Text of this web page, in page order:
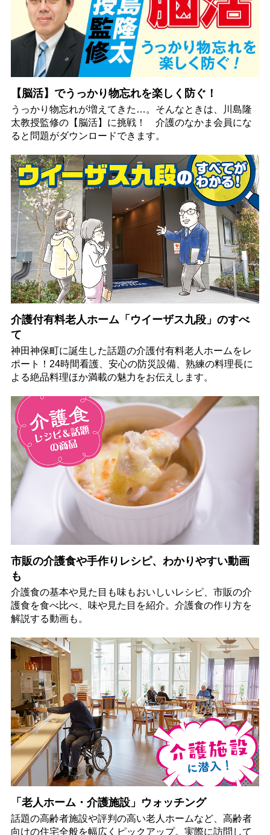
【脳活】でうっかり物忘れを楽しく防ぐ！
うっかり物忘れが増えてきた…。そんなときは、川島隆
太教授監修の【脳活】に挑戦！ 介護のなかま会員にな
ると問題がダウンロードできます。
介護付有料老人ホーム「ウイーザス九段」のすべ
て
神田神保町に誕生した話題の介護付有料老人ホームをレ
ポート！24時間看護、安心の防災設備、熟練の料理長に
よる絶品料理ほか満載の魅力をお伝えします。
市販の介護食や手作りレシピ、わかりやすい動画
も
介護食の基本や見た目も味もおいしいレシピ、市販の介
護食を食べ比べ、味や見た目を紹介。介護食の作り方を
解説する動画も。
「老人ホーム・介護施設」ウォッチング
話題の高齢者施設や評判の高い老人ホームなど、高齢者
向けの住宅全般を幅広くピックアップ。実際に訪問して